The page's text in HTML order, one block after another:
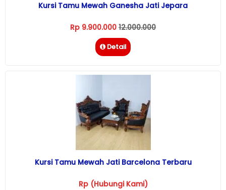
Kursi Tamu Mewah Ganesha Jati Jepara
Rp 9.900.000 12.000.000
Detail
Kursi Tamu Mewah Jati Barcelona Terbaru
Rp (Hubungi Kami)